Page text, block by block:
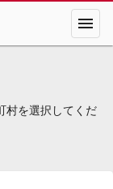
menu
村を選択してくだ